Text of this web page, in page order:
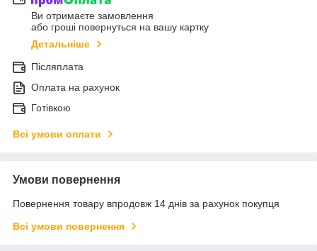
Ви отримаєте замовлення
або гроші повернуться на вашу картку
Детальніше
Післяплата
Оплата на рахунок
Готівкою
Всі умови оплати
Умови повернення
Повернення товару впродовж 14 днів за рахунок покупця
Всі умови повернення